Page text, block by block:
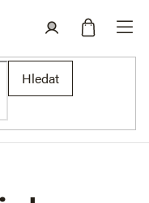
Hledat